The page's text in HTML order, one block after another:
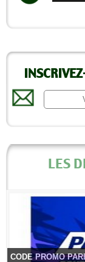
LES
CODE PROMO